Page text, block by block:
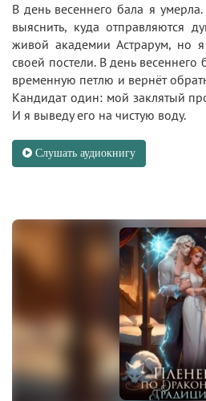
В день весеннего бала я
выяснить, куда отправляются
живой академии Астрарум, но
своей постели. В день
временную петлю и вернёт
Кандидат один: мой заклятый
И я выведу его на чистую воду.
Слушать аудиокнигу